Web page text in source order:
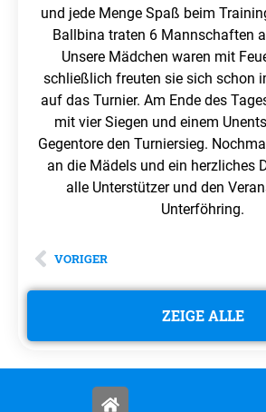
und jede Menge Spaß beim
Ballbina traten 6 Mannschaften
Unsere Mädchen waren mit
schließlich freuten sie sich schon
auf das Turnier. Am Ende des
mit vier Siegen und einem
Gegentore den Turniersieg.
an die Mädels und ein herzliches
alle Unterstützer und den
Unterföhring.
VORIGER
ZEIGE ALLE